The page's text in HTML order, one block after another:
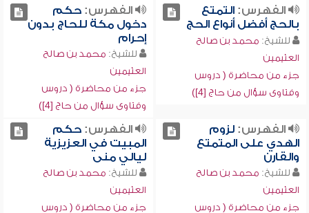
الفهرس:التمتع
بالحج أفضل أنواع الحج
للشيخ: محمد بن صالح
العثيمين
جزء من محاضرة ( دروس
وفتاوى سؤال من حاج [4])
الفهرس:حكم
دخول مكة للحاج بدون
إحرام
للشيخ: محمد بن صالح
العثيمين
جزء من محاضرة ( دروس
وفتاوى سؤال من حاج [4])
الفهرس:لزوم
الهدي على المتمتع
والقارن
للشيخ: محمد بن صالح
العثيمين
جزء من محاضرة ( دروس
الفهرس:حكم
المبيت في العزيزية
ليالي منى
للشيخ: محمد بن صالح
العثيمين
جزء من محاضرة ( دروس